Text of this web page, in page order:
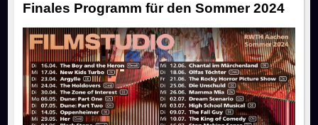
Finales Programm für den Sommer 2024